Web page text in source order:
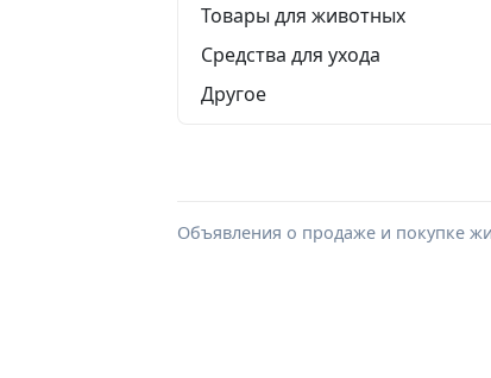
Товары для животных
Средства для ухода
Другое
Объявления о продаже и покупке